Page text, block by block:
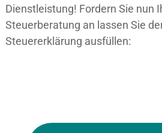
Dienstleistung! Fordern Sie nun
Steuerberatung an lassen Sie
Steuererklärung ausfüllen: